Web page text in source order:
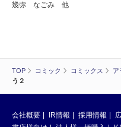
TOP コミック コミックス ア
う２
幾弥 なごみ 他
会社概要 IR情報 採用情報